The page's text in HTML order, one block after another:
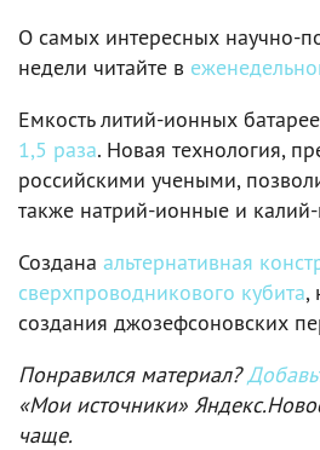
О самых интересных научно-
недели читайте в
Емкость литий-ионных
1,5 раза. Новая технология,
российскими учеными,
также натрий-ионные и
Создана альтернативная
сверхпроводникового кубита,
создания джозефсоновских
Понравился материал?
«Мои источники»
чаще.